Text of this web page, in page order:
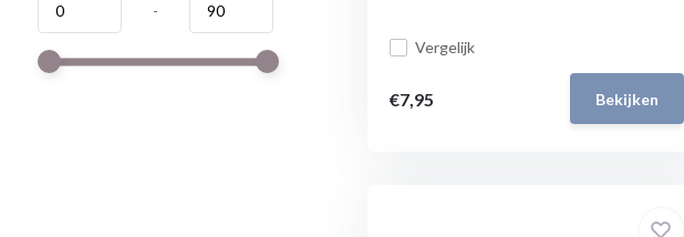
-
Vergelijk
€7,95 Bekijken